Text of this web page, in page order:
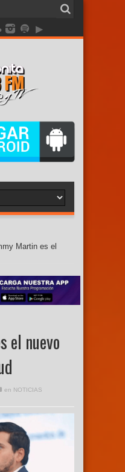
Martin es el
el nuevo
en NOTICIAS